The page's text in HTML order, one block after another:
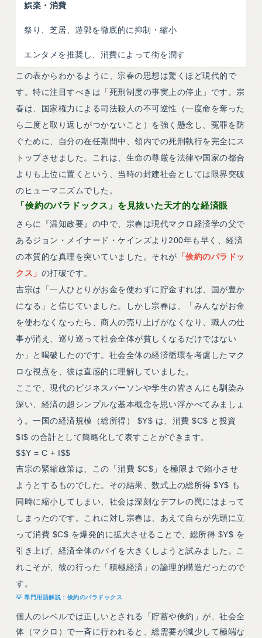
娯楽・消費
祭り、芝居、遊郭を徹底的に抑制・縮小
エンタメを推奨し、消費によって街を潤す
この表からわかるように、宗春の思想は驚くほど現代的で
す。特に注目すべきは「死刑制度の事実上の停止」です。宗
春は、国家権力による司法殺人の不可逆性（一度命を奪った
ら二度と取り返しがつかないこと）を強く懸念し、冤罪を防
ぐために、自分の在任期間中、領内での死刑執行を完全にス
トップさせました。これは、生命の尊厳を法律や国家の都合
よりも上位に置くという、当時の封建社会としては限界突破
のヒューマニズムでした。
「倹約のパラドックス」を見抜いた天才的な経済眼
さらに『温知政要』の中で、宗春は現代マクロ経済学の父で
あるジョン・メイナード・ケインズより200年も早く、経済
の本質的な真理を突いていました。それが 「倹約のパラドッ
クス」 の打破です。
吉宗は「一人ひとりがお金を使わずに貯金すれば、国が豊か
になる」と信じていました。しかし宗春は、「みんながお金
を使わなくなったら、商人の売り上げがなくなり、職人の仕
事が消え、巡り巡って社会全体が貧しくなるだけではない
か」と喝破したのです。社会全体の経済循環を考慮したマク
ロな視点を、彼は直感的に理解していました。
ここで、現代のビジネスパーソンや学生の皆さんにも馴染み
深い、経済の超シンプルな基本概念を思い浮かべてみましょ
う。一国の経済規模（総所得） $Y$ は、消費 $C$ と投資
$I$ の合計として簡略化して表すことができます。
$$Y = C + I$$
吉宗の緊縮政策は、この「消費 $C$」を極限まで縮小させ
ようとするものでした。その結果、数式上の総所得 $Y$ も
同時に縮小してしまい、社会は深刻なデフレの罠にはまって
しまったのです。これに対し宗春は、あえて自らが先頭に立
って消費 $C$ を爆発的に拡大させることで、総所得 $Y$ を
引き上げ、経済全体のパイを大きくしようと試みました。こ
れこそが、彼の行った「積極経済」の論理的構造だったので
す。
倹約のパラドックス
個人のレベルでは正しいとされる「貯蓄や倹約」が、社会全
体（マクロ）で一斉に行われると、総需要が減少して極端な